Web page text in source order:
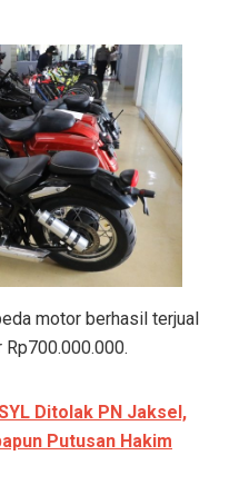
motor berhasil terjual
Ditolak PN Jaksel,
Putusan Hakim